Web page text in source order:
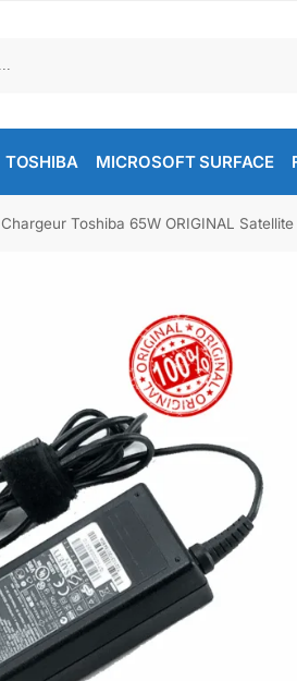
TOSHIBA MICROSOFT SURFACE
Chargeur Toshiba 65W ORIGINAL